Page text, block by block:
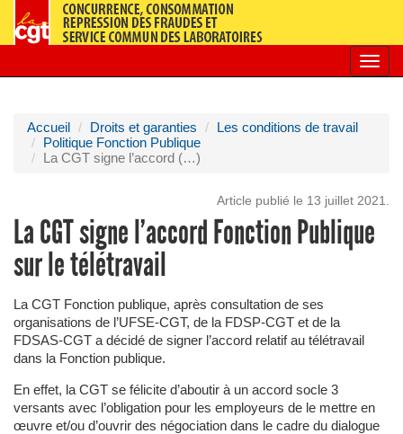
Accueil Droits et garanties
Les conditions de travail
Politique Fonction Publique
La CGT signe l’accord (…)
Article publié le 13 juillet 2021.
La CGT signe l’accord Fonction Publique
sur le télétravail
La CGT Fonction publique, après consultation de ses
organisations de l’UFSE-CGT, de la FDSP-CGT et de la
FDSAS-CGT a décidé de signer l’accord relatif au télétravail
dans la Fonction publique.
En effet, la CGT se félicite d’aboutir à un accord socle 3
versants avec l’obligation pour les employeurs de le mettre en
œuvre et/ou d’ouvrir des négociation dans le cadre du dialogue